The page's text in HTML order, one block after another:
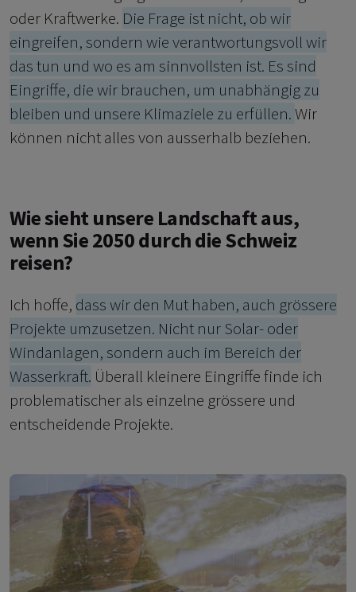
oder Kraftwerke. Die Frage ist nicht, ob wir
eingreifen, sondern wie verantwortungsvoll wir
das tun und wo es am sinnvollsten ist. Es sind
Eingriffe, die wir brauchen, um unabhängig zu
bleiben und unsere Klimaziele zu erfüllen.Wir
können nicht alles von ausserhalb beziehen.
Wie sieht unsere Landschaft aus,
wenn Sie 2050 durch die Schweiz
reisen?
Ich hoffe, dass wir den Mut haben, auch grössere
Projekte umzusetzen. Nicht nur Solar- oder
Windanlagen, sondern auch im Bereich der
Wasserkraft. Überall kleinere Eingriffe finde ich
problematischer als einzelne grössere und
entscheidende Projekte.